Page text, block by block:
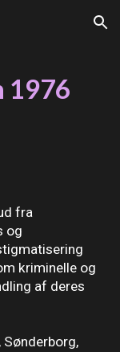
Skip to navigation
1976
fra
og
kriminelle og
af deres
Sønderborg,